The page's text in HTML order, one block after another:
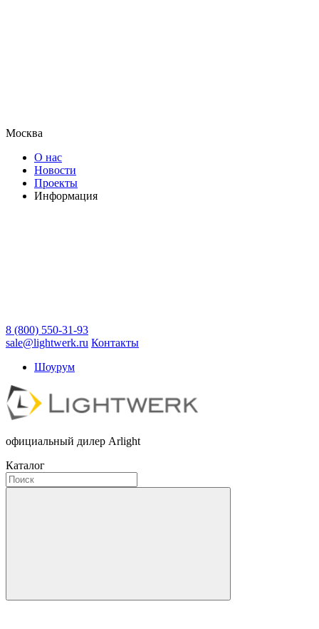
Москва
О нас
Новости
Проекты
Информация
8 (800) 550-31-93
sale@lightwerk.ru Контакты
Шоурум
официальный дилер Arlight
Каталог